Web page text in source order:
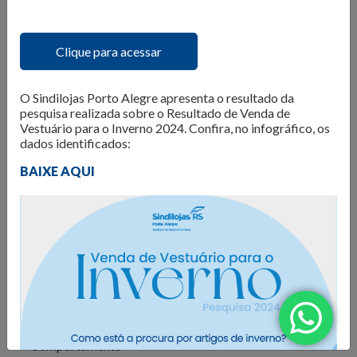
varejo da Capital. Dados de
resultado de vendas e comportamento do consumidor
negócios da melhor forma. Além disso, são produzidos
books com tendências e análises do mercado, para
inspirar os negócios em sua atualização e transformação.
Confira as publicações!
Comportamento
Clique para acessar
O Sindilojas Porto Alegre apresenta o resultado da
pesquisa realizada sobre o Resultado de Venda de
Vestuário para o Inverno 2024. Confira, no infográfico, os
dados identificados:
BAIXE AQUI